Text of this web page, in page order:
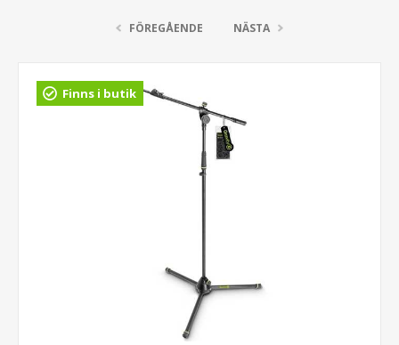
FÖREGÅENDE NÄSTA
Finns i butik